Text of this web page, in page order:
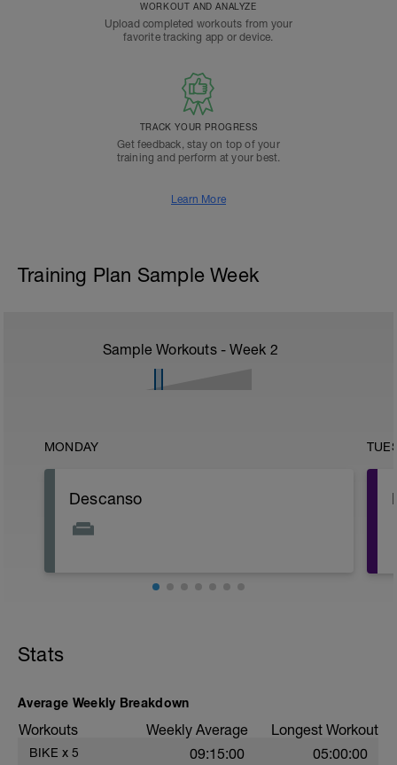
WORKOUT AND ANALYZE
Upload completed workouts from your
favorite tracking app or device.
TRACK YOUR PROGRESS
Get feedback, stay on top of your
training and perform at your best.
Learn More
Training Plan Sample Week
Sample Workouts - Week 2
MONDAY
Descanso
Stats
Average Weekly Breakdown
Workouts Weekly Average Longest Workout
BIKE x 5 09:15:00 05:00:00